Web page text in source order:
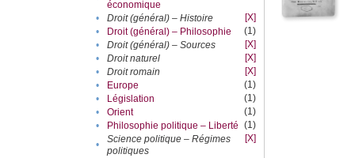
économique
• Droit (général) – Histoire
[X]
•
Droit (général) – Philosophie
(1)
•
Droit (général) – Sources
[X]
•
Droit naturel
[X]
•
Droit romain
[X]
•
Europe
(1)
•
Législation
(1)
•
Orient
(1)
•
Philosophie politique – Liberté (1)
•
Science politique – Régimes
politiques
[X]